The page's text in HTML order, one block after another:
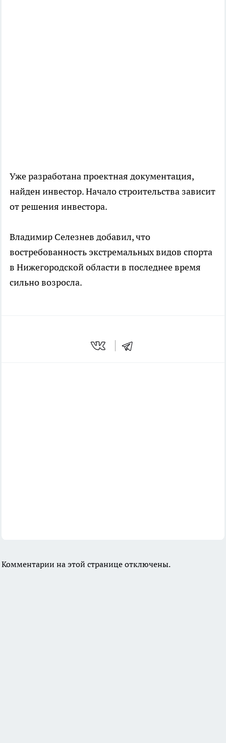
Уже разработана проектная документация,
найден инвестор. Начало строительства зависит
от решения инвестора.
Владимир Селезнев добавил, что
востребованность экстремальных видов спорта
в Нижегородской области в последнее время
сильно возросла.
Комментарии на этой странице отключены.